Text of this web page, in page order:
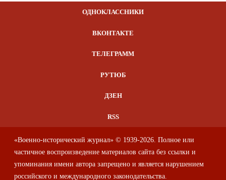
ОДНОКЛАССНИКИ
ВКОНТАКТЕ
ТЕЛЕГРАММ
РУТЮБ
ДЗЕН
RSS
«Военно-исторический журнал» © 1939-2026. Полное или
частичное воспроизведение материалов сайта без ссылки и
упоминания имени автора запрещено и является нарушением
российского и международного законодательства.